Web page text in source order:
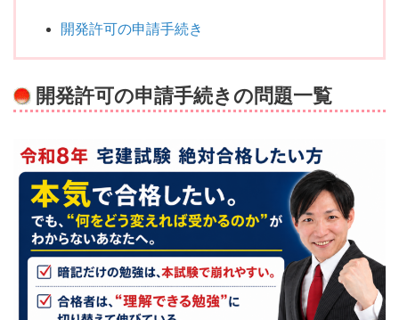
開発許可の申請手続き
開発許可の申請手続きの問題一覧